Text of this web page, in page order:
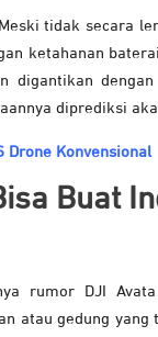
tidak secara
ketahanan
digantikan dengan
diprediksi
Drone Konvensional
Buat
rumor DJI
atau gedung